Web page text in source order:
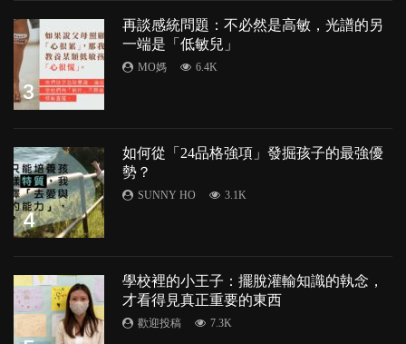
3
再談感統問題：不必然是高敏，光譜的另
一端是「低敏兒」
MO媽 6.4K
4
如何從「24品格強項」發掘孩子的最強優
勢？
SUNNY HO 3.1K
學校裡的小王子：擺脫灌輸知識的執念，
才看得見真正重要的東西
歡迎投稿 7.3K